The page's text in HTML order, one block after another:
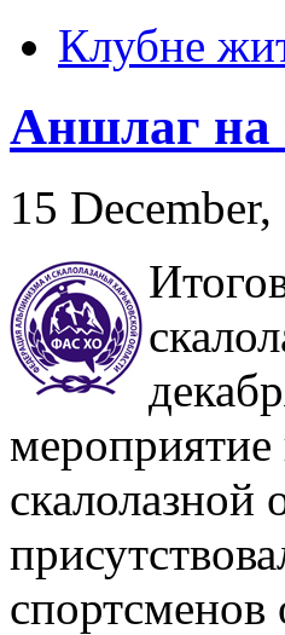
Клубне
Аншлаг на
15
мероприятие
скалолазной